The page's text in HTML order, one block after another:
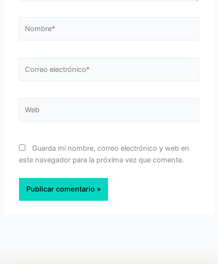
electrónico*
Guarda mi nombre, correo electrónico y web en
este navegador para la próxima vez que comente.